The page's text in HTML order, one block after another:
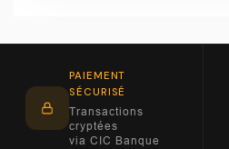
PAIEMENT
SÉCURISÉ
Transactions
cryptées
via CIC Banque